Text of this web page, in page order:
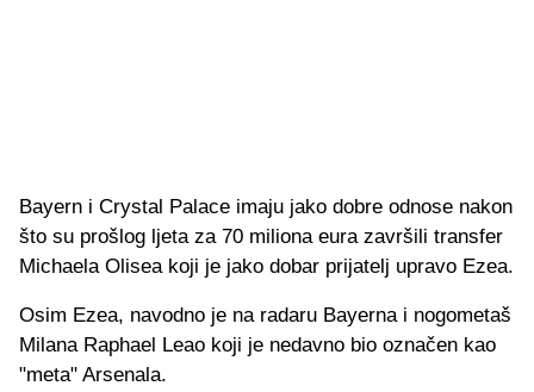
Bayern i Crystal Palace imaju jako dobre odnose nakon
što su prošlog ljeta za 70 miliona eura završili transfer
Michaela Olisea koji je jako dobar prijatelj upravo Ezea.
Osim Ezea, navodno je na radaru Bayerna i nogometaš
Milana Raphael Leao koji je nedavno bio označen kao
"meta" Arsenala.